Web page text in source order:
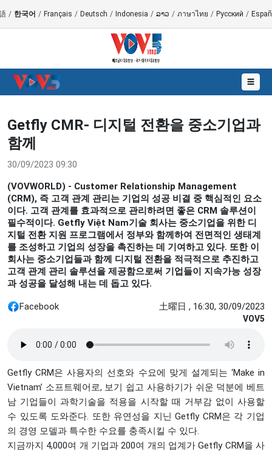
/ 한국어 / Français / Deutsch / Indonesia / ລາວ / ภาษาไทย / Русский /
☰
Getfly CMR- 디지털 전환을 중소기업과
함께
30/09/2023 09:30
(VOVWORLD) - Customer Relationship Management
(CRM), 즉 고객 관계 관리는 기업의 성공 비결 중 핵심적인 요소
이다. 고객 관계를 효과적으로 관리하려면 좋은 CRM 솔루션이
필수적이다. Getfly Việt Nam기술 회사는 중소기업을 위한 디
지털 전환 지원 프로그램에서 정부와 함께하여 전면적인 생태계
를 조성하고 기업의 성장을 촉진하는 데 기여하고 있다. 또한 이
회사는 중소기업들과 함께 디지털 전환을 적극적으로 추진하고
고객 관계 관리 솔루션을 제공함으로써 기업들이 지속가능 성장
과 성공을 달성해 내는 데 돕고 있다.
Facebook 土曜日 , 16:30, 30/09/2023
VOV5
Getfly CRM은 사용자의 선호와 수요에 맞게 설계되는 ‘Make in
Vietnam’ 소프트웨어로, 보기 쉽고 사용하기가 쉬운 덕분에 베트
남 기업들이 과학기술을 적용을 시작할 때 거부감 없이 사용할
수 있도록 도와준다. 또한 유연성을 지닌 Getfly CRM은 각 기업
의 경영 모델과 특수한 수요를 충족시킬 수 있다.
지금까지 4,000여 개 기업과 200여 개의 업계가 Getfly CRM을 사